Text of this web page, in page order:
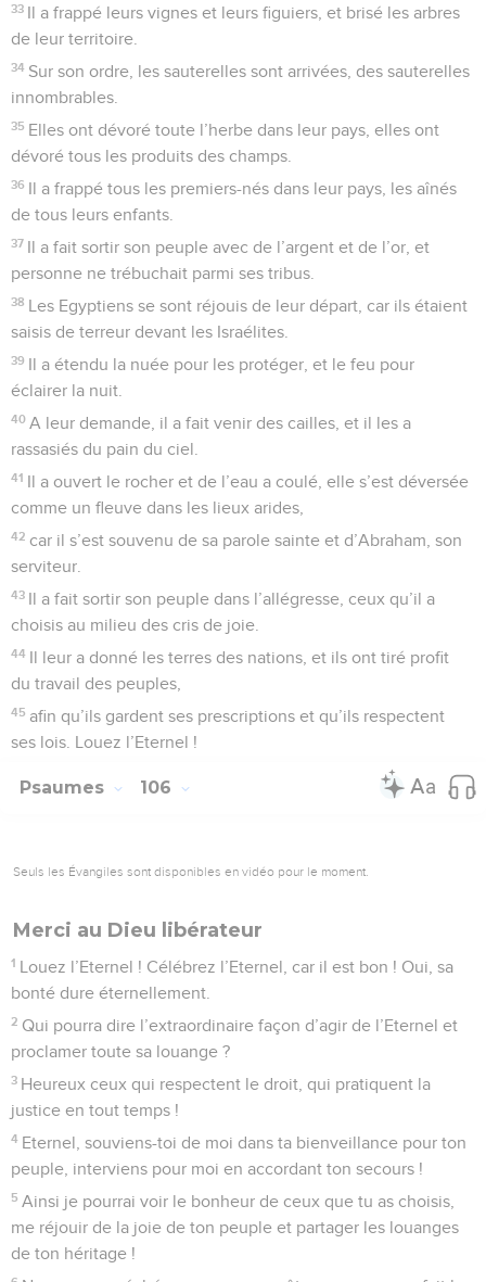
33 Il a frappé leurs vignes et leurs figuiers, et brisé les arbres
de leur territoire.
34 Sur son ordre, les sauterelles sont arrivées, des sauterelles
innombrables.
35 Elles ont dévoré toute l’herbe dans leur pays, elles ont
dévoré tous les produits des champs.
36 Il a frappé tous les premiers-nés dans leur pays, les aînés
de tous leurs enfants.
37 Il a fait sortir son peuple avec de l’argent et de l’or, et
personne ne trébuchait parmi ses tribus.
38 Les Egyptiens se sont réjouis de leur départ, car ils étaient
saisis de terreur devant les Israélites.
39 Il a étendu la nuée pour les protéger, et le feu pour
éclairer la nuit.
40 A leur demande, il a fait venir des cailles, et il les a
rassasiés du pain du ciel.
41 Il a ouvert le rocher et de l’eau a coulé, elle s’est déversée
comme un fleuve dans les lieux arides,
42 car il s’est souvenu de sa parole sainte et d’Abraham, son
serviteur.
43 Il a fait sortir son peuple dans l’allégresse, ceux qu’il a
choisis au milieu des cris de joie.
44 Il leur a donné les terres des nations, et ils ont tiré profit
du travail des peuples,
45 afin qu’ils gardent ses prescriptions et qu’ils respectent
ses lois. Louez l’Eternel !
Psaumes 106
Seuls les Évangiles sont disponibles en vidéo pour le moment.
Merci au Dieu libérateur
1 Louez l’Eternel ! Célébrez l’Eternel, car il est bon ! Oui, sa
bonté dure éternellement.
2 Qui pourra dire l’extraordinaire façon d’agir de l’Eternel et
proclamer toute sa louange ?
3 Heureux ceux qui respectent le droit, qui pratiquent la
justice en tout temps !
4 Eternel, souviens-toi de moi dans ta bienveillance pour ton
peuple, interviens pour moi en accordant ton secours !
5 Ainsi je pourrai voir le bonheur de ceux que tu as choisis,
me réjouir de la joie de ton peuple et partager les louanges
de ton héritage !